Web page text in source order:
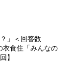
」＜回答数
衣食住「みんなの
】